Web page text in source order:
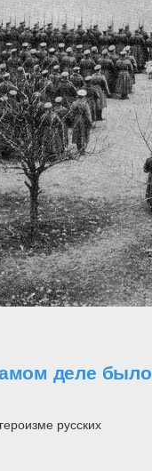
деле было
русских